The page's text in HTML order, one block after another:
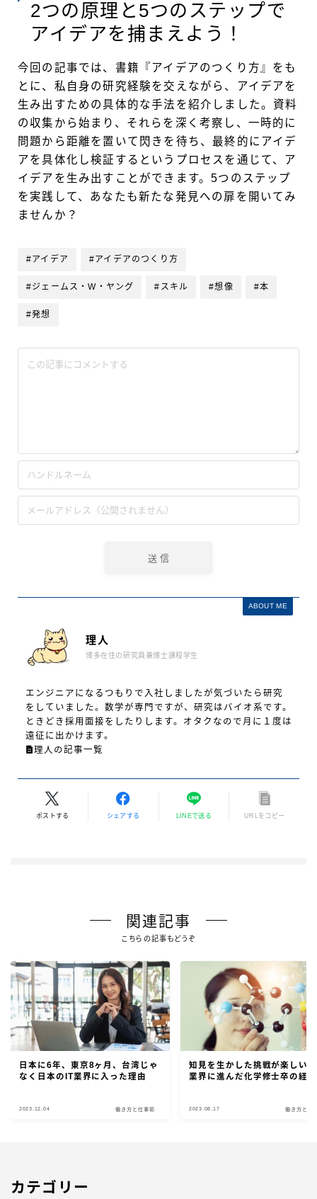
2つの原理と5つのステップで
アイデアを捕まえよう！
今回の記事では、書籍『アイデアのつくり方』をも
とに、私自身の研究経験を交えながら、アイデアを
生み出すための具体的な手法を紹介しました。資料
の収集から始まり、それらを深く考察し、一時的に
問題から距離を置いて閃きを待ち、最終的にアイデ
アを具体化し検証するというプロセスを通じて、ア
イデアを生み出すことができます。5つのステップ
を実践して、あなたも新たな発見への扉を開いてみ
ませんか？
#アイデア #アイデアのつくり方
#ジェームス・W・ヤング #スキル #想像 #本
#発想
ABOUT ME
理人
博多在住の研究員兼博士課程学生
エンジニアになるつもりで入社しましたが気づいたら研究
をしていました。数学が専門ですが、研究はバイオ系です。
ときどき採用面接をしたりします。オタクなので月に１度は
遠征に出かけます。
理人の記事一覧
ポストする シェアする LINEで送る URLをコピー
関連記事
こちらの記事もどうぞ
日本に6年、東京8ヶ月、台湾じゃ
なく日本のIT業界に入った理由
2023.12.04 働き方と仕事術
知見を生かした挑戦が楽しい
業界に進んだ化学修士卒の経
2023.08.17 働き方と仕
カテゴリー